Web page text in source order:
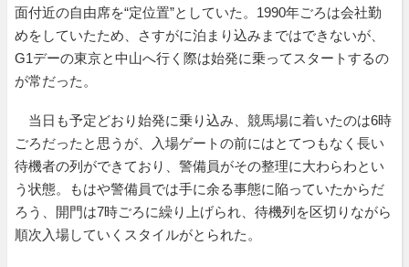
面付近の自由席を“定位置”としていた。1990年ごろは会社勤
めをしていたため、さすがに泊まり込みまではできないが、
G1デーの東京と中山へ行く際は始発に乗ってスタートするの
が常だった。
当日も予定どおり始発に乗り込み、競馬場に着いたのは6時
ごろだったと思うが、入場ゲートの前にはとてつもなく長い
待機者の列ができており、警備員がその整理に大わらわとい
う状態。もはや警備員では手に余る事態に陥っていたからだ
ろう、開門は7時ごろに繰り上げられ、待機列を区切りながら
順次入場していくスタイルがとられた。